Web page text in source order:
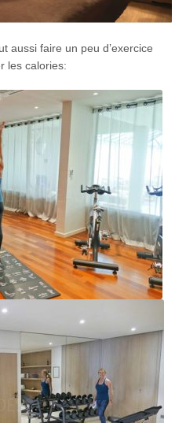
aussi faire un peu d’exercice
les calories: